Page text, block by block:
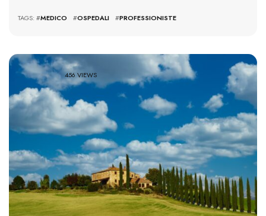
TAGS: #MEDICO #OSPEDALI #PROFESSIONISTE
456 VIEWS